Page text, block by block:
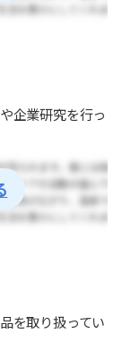
企業研究を行っ
を取り扱ってい